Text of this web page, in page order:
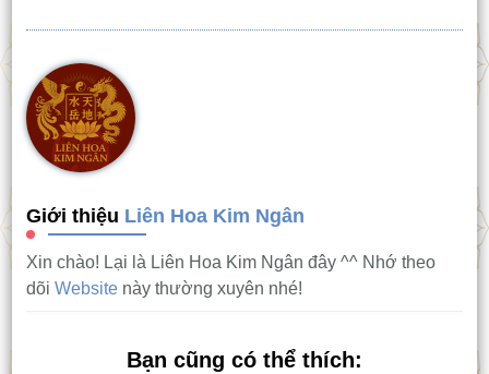
Giới thiệu Liên Hoa Kim Ngân
Xin chào! Lại là Liên Hoa Kim Ngân đây ^^ Nhớ theo
dõi Websitenày thường xuyên nhé!
Bạn cũng có thể thích: